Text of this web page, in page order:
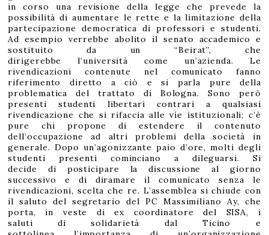
in corso una revisione della legge che prevede la
possibilità di aumentare le rette e la limitazione della
partecipazione democratica di professori e studenti.
Ad esempio verrebbe abolito il senato accademico e
sostituito da un “Beirat”, che
dirigerebbe l’università come un’azienda. Le
rivendicazioni contenute nel comunicato fanno
riferimento diretto a ciò e si parla pure della
problematica del trattato di Bologna. Sono però
presenti studenti libertari contrari a qualsiasi
rivendicazione che si rifaccia alle vie istituzionali; c’è
pure chi propone di estendere il contenuto
dell’occupazione ad altri problemi della società in
generale. Dopo un’agonizzante paio d’ore, molti degli
studenti presenti cominciano a dileguarsi. Si
decide di posticipare la discussione al giorno
successivo e di diramare il comunicato senza le
rivendicazioni, scelta che re. L’assemblea si chiude con
il saluto del segretario del PC Massimiliano Ay, che
porta, in veste di ex coordinatore del SISA, i
saluti di solidarietà dal Ticino e